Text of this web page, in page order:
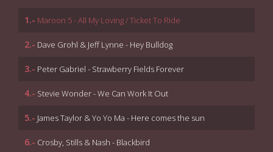
1.- Maroon 5 - All My Loving / Ticket To Ride
2.- Dave Grohl & Jeff Lynne - Hey Bulldog
3.- Peter Gabriel - Strawberry Fields Forever
4.- Stevie Wonder - We Can Work It Out
5.- James Taylor & Yo Yo Ma - Here comes the sun
6.- Crosby, Stills & Nash - Blackbird